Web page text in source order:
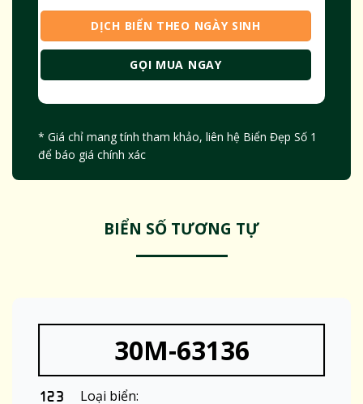
DỊCH BIỂN THEO NGÀY SINH
GỌI MUA NGAY
* Giá chỉ mang tính tham khảo, liên hệ Biển Đẹp Số 1
để báo giá chính xác
BIỂN SỐ TƯƠNG TỰ
30M-63136
Loại biển: